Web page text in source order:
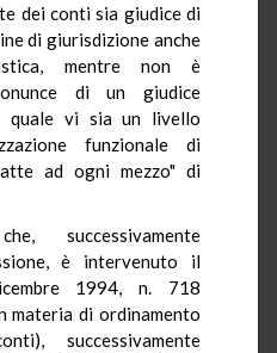
dei conti sia giudice di
di giurisdizione anche
mentre non è
di un giudice
quale vi sia un livello
funzionale di
ad ogni mezzo" di
successivamente
è intervenuto il
1994, n. 718
materia di ordinamento
successivamente